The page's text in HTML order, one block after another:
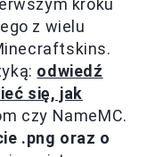
kroku
z wielu
odwiedź
się, jak
czy NameMC.
.png oraz o